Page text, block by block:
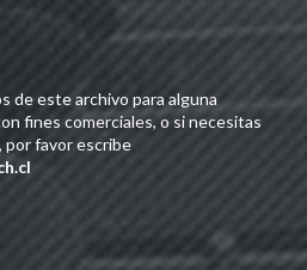
de este archivo para alguna
fines comerciales, o si necesitas
por favor escribe